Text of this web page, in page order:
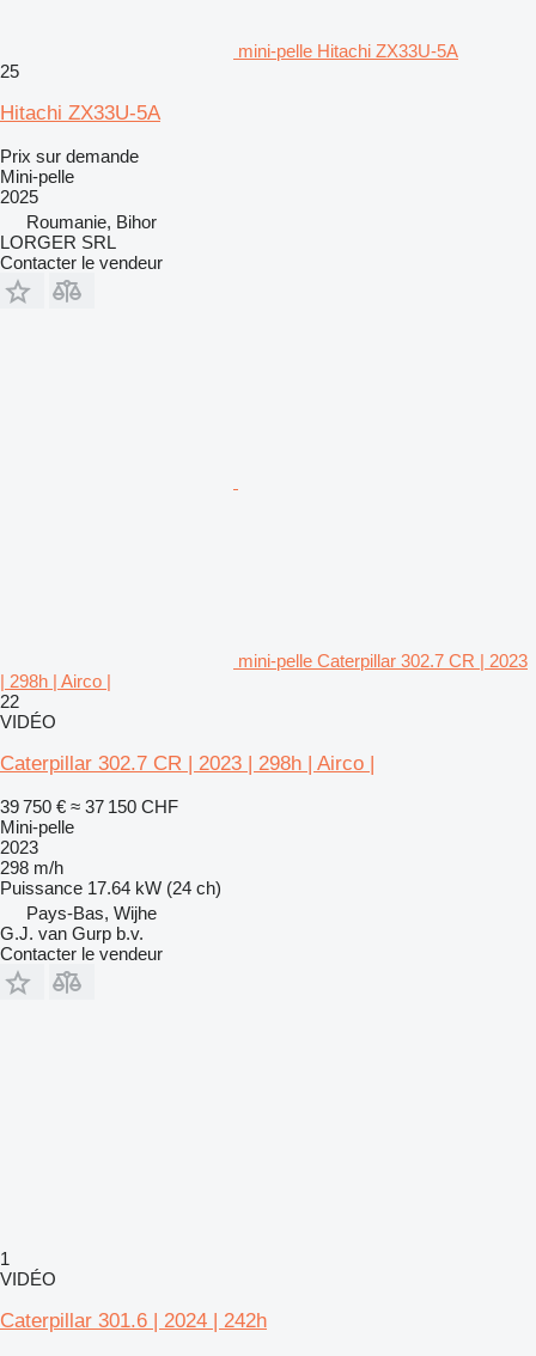
mini-pelle Hitachi ZX33U-5A
25
Hitachi ZX33U-5A
Prix sur demande
Mini-pelle
2025
Roumanie, Bihor
LORGER SRL
Contacter le vendeur
mini-pelle Caterpillar 302.7 CR | 2023
| 298h | Airco |
22
VIDÉO
Caterpillar 302.7 CR | 2023 | 298h | Airco |
39 750 € ≈ 37 150 CHF
Mini-pelle
2023
298 m/h
Puissance 17.64 kW (24 ch)
Pays-Bas, Wijhe
G.J. van Gurp b.v.
Contacter le vendeur
1
VIDÉO
Caterpillar 301.6 | 2024 | 242h